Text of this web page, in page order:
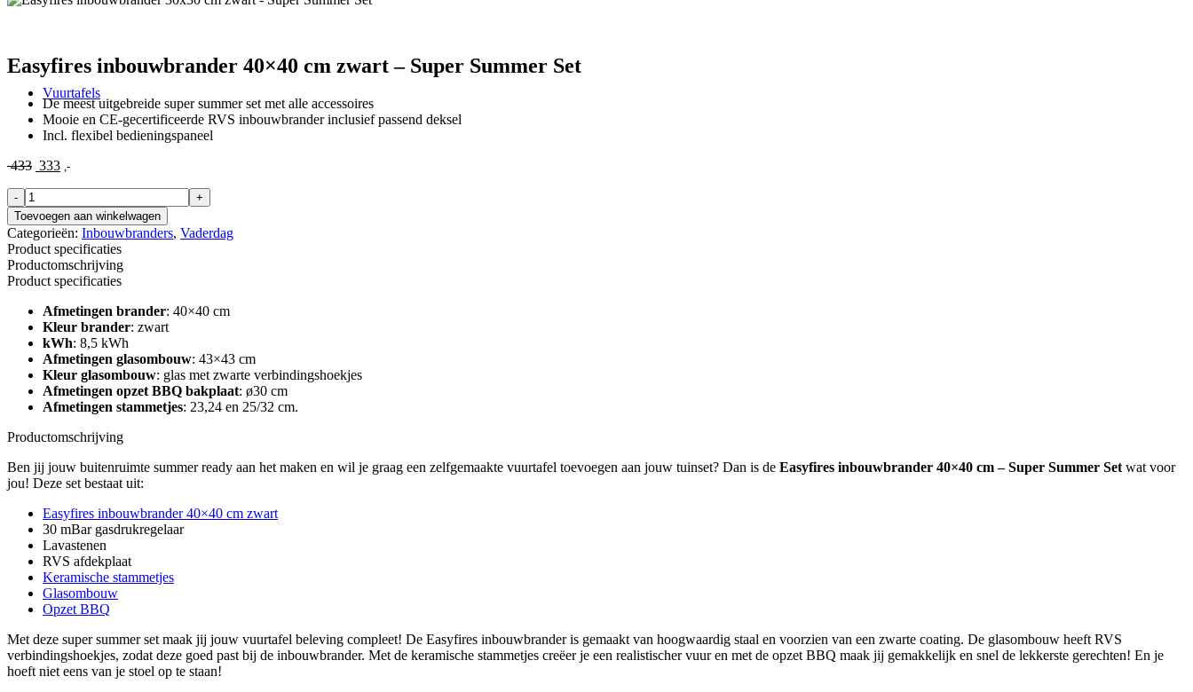
Vuurtafels
Easyfires inbouwbrander 40×40 cm zwart – Super Summer Set
De meest uitgebreide super summer set met alle accessoires
Mooie en CE-gecertificeerde RVS inbouwbrander inclusief passend deksel
Incl. flexibel bedieningspaneel
433 Oorspronkelijke
€ 433.
333Huidige
€ 333.
,-
Easyfires
inbouwbrander
40x40
cm
zwart
-
Super
Summer
aantal
Toevoegen aan winkelwagen
Categorieën: Inbouwbranders, Vaderdag
Product specificaties
Productomschrijving
Product specificaties
Afmetingen brander: 40×40 cm
Kleur brander: zwart
kWh: 8,5 kWh
Afmetingen glasombouw: 43×43 cm
Kleur glasombouw: glas met zwarte verbindingshoekjes
Afmetingen opzet BBQ bakplaat: ø30 cm
Afmetingen stammetjes: 23,24 en 25/32 cm.
Productomschrijving
Ben jij jouw buitenruimte summer ready aan het maken en wil je graag een zelfgemaakte vuurtafel toevoegen aan jouw tuinset? Dan is de Easyfires inbouwbrander 40×40 cm – Super Summer Set wat voor
jou! Deze set bestaat uit:
Easyfires inbouwbrander 40×40 cm zwart
30 mBar gasdrukregelaar
Lavastenen
RVS afdekplaat
Keramische stammetjes
Glasombouw
Opzet BBQ
Met deze super summer set maak jij jouw vuurtafel beleving compleet! De Easyfires inbouwbrander is gemaakt van hoogwaardig staal en voorzien van een zwarte coating. De glasombouw heeft RVS
verbindingshoekjes, zodat deze goed past bij de inbouwbrander. Met de keramische stammetjes creëer je een realistischer vuur en met de opzet BBQ maak jij gemakkelijk en snel de lekkerste gerechten! En je
hoeft niet eens van je stoel op te staan!